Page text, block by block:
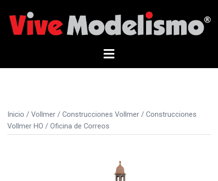
contenido
Alternar
Inicio / Vollmer / Construcciones Vollmer / Construcciones
Vollmer HO / Oficina de Correos